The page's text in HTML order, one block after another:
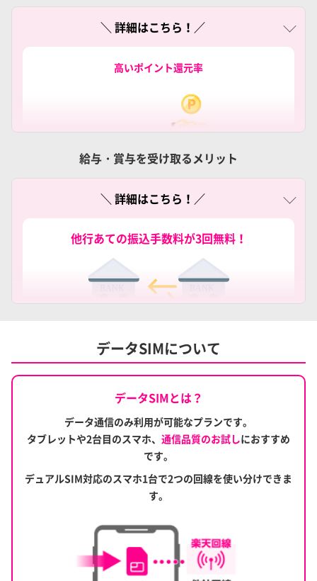
＼ 詳細はこちら！／
高いポイント還元率
通常の口座振替（自動引落）1件につき、会員ステージご
ハッピープログラムの詳細はこちら
楽天カードならポイント3倍！
楽天カードの口座振替（自動引落）では、ポイントが通常
の3倍（最大9ポイント）獲得できます。
ハッピープログラムの詳細はこちら
円普通預金金利がアップ！
給与・賞与を受け取るメリット
＼ 詳細はこちら！／
他行あての振込手数料が3回無料！
他行振込手数料無料回数を使い切らない月があっても、
詳しくはこちら
楽天ポイントがもらえる！
給与・賞与・公的年金の受取1件につき、ハッピープログ
ラムのステージに応じて1〜3ポイントがもらえます。
詳しくはこちら
データSIMについて
データSIMとは？
データ通信のみ利用が可能なプランです。
タブレットや2台目のスマホ、 通信品質のお試しにおすすめ
です。
デュアルSIM対応のスマホ1台で2つの回線を使い分けできま
す。